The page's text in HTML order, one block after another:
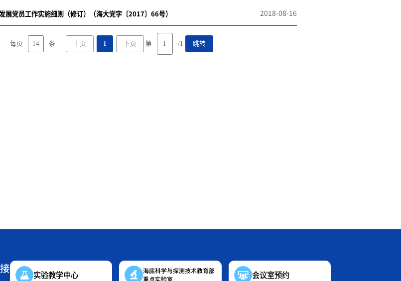
展党员工作实施细则（修订）（海大党字〔2017〕66号） 2018-08-16
每页 14 条 上页 1 下页 第 /1 跳转
实验教学中心
海底科学与探测技术教育部
重点实验室
会议室预约